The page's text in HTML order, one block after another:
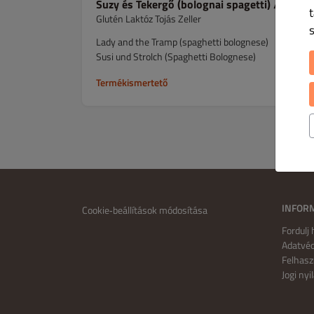
Suzy és Tekergő (bolognai spagetti) / 1, 3,
Glutén Laktóz Tojás Zeller
Lady and the Tramp (spaghetti bolognese)
Susi und Strolch (Spaghetti Bolognese)
Termékismertető
Cookie‑beállítások módosítása
Fordulj
Jogi